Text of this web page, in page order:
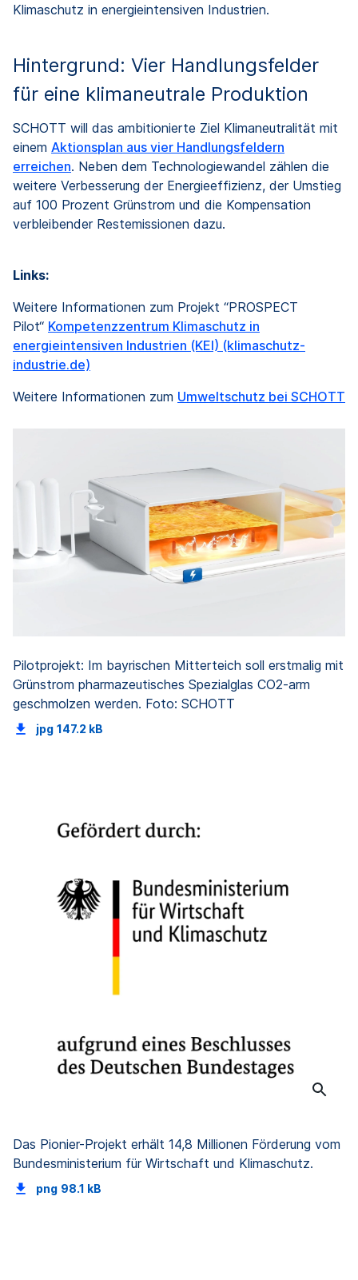
Klimaschutz in energieintensiven Industrien.
Hintergrund: Vier Handlungsfelder
für eine klimaneutrale Produktion
SCHOTT will das ambitionierte Ziel Klimaneutralität mit
einem Aktionsplan aus vier Handlungsfeldern
erreichen. Neben dem Technologiewandel zählen die
weitere Verbesserung der Energieeffizienz, der Umstieg
auf 100 Prozent Grünstrom und die Kompensation
verbleibender Restemissionen dazu.
Links:
Weitere Informationen zum Projekt “PROSPECT
Pilot“ Kompetenzzentrum Klimaschutz in
energieintensiven Industrien (KEI) (klimaschutz-
industrie.de)
Weitere Informationen zum Umweltschutz bei SCHOTT
Pilotprojekt: Im bayrischen Mitterteich soll erstmalig mit
Grünstrom pharmazeutisches Spezialglas CO2-arm
geschmolzen werden. Foto: SCHOTT
jpg 147.2 kB
Das Pionier-Projekt erhält 14,8 Millionen Förderung vom
Bundesministerium für Wirtschaft und Klimaschutz.
png 98.1 kB